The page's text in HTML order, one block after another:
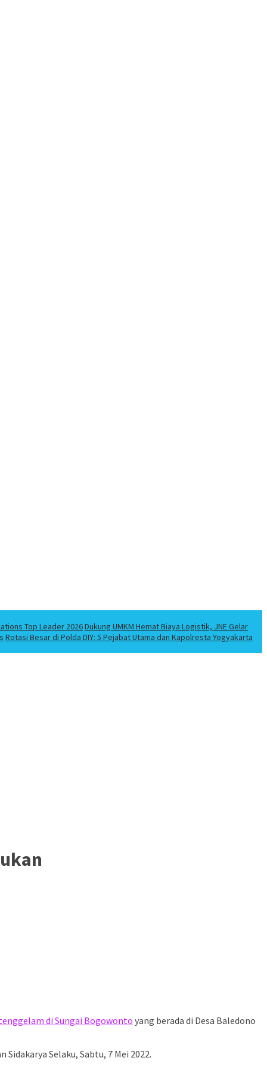
Top Leader 2026Dukung UMKM Hemat Biaya Logistik, JNE Gelar
Rotasi Besar di Polda DIY: 5 Pejabat Utama dan Kapolresta Yogyakarta
di Sungai Bogowonto yang berada di Desa Baledono
Selaku, Sabtu, 7 Mei 2022.